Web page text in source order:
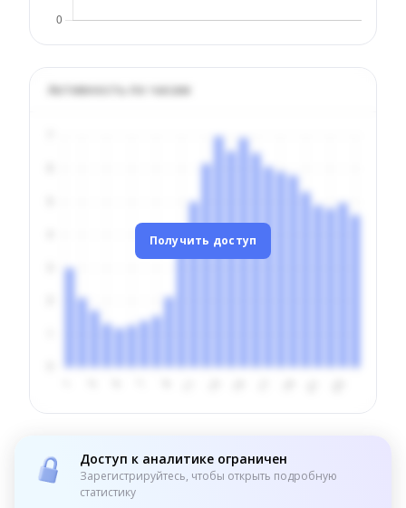
Активность по часам
Получить доступ
Доступ к аналитике ограничен
Зарегистрируйтесь, чтобы открыть подробную
статистику